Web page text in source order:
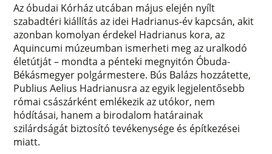
Az óbudai Kórház utcában május elején nyílt
szabadtéri kiállítás az idei Hadrianus-év kapcsán, akit
azonban komolyan érdekel Hadrianus kora, az
Aquincumi múzeumban ismerheti meg az uralkodó
életútját – mondta a pénteki megnyitón Óbuda-
Békásmegyer polgármestere. Bús Balázs hozzátette,
Publius Aelius Hadrianusra az egyik legjelentősebb
római császárként emlékezik az utókor, nem
hódításai, hanem a birodalom határainak
szilárdságát biztosító tevékenysége és építkezései
miatt.